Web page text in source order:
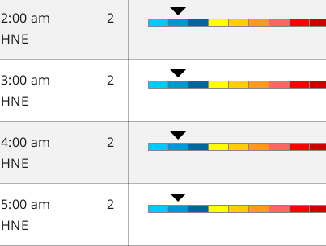
2:00 am
HNE
2
3:00 am
HNE
2
4:00 am
HNE
2
5:00 am
HNE
2